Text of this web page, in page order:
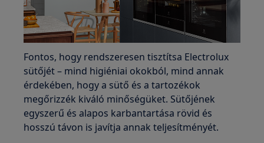
Fontos, hogy rendszeresen tisztítsa Electrolux
sütőjét – mind higiéniai okokból, mind annak
érdekében, hogy a sütő és a tartozékok
megőrizzék kiváló minőségüket. Sütőjének
egyszerű és alapos karbantartása rövid és
hosszú távon is javítja annak teljesítményét.